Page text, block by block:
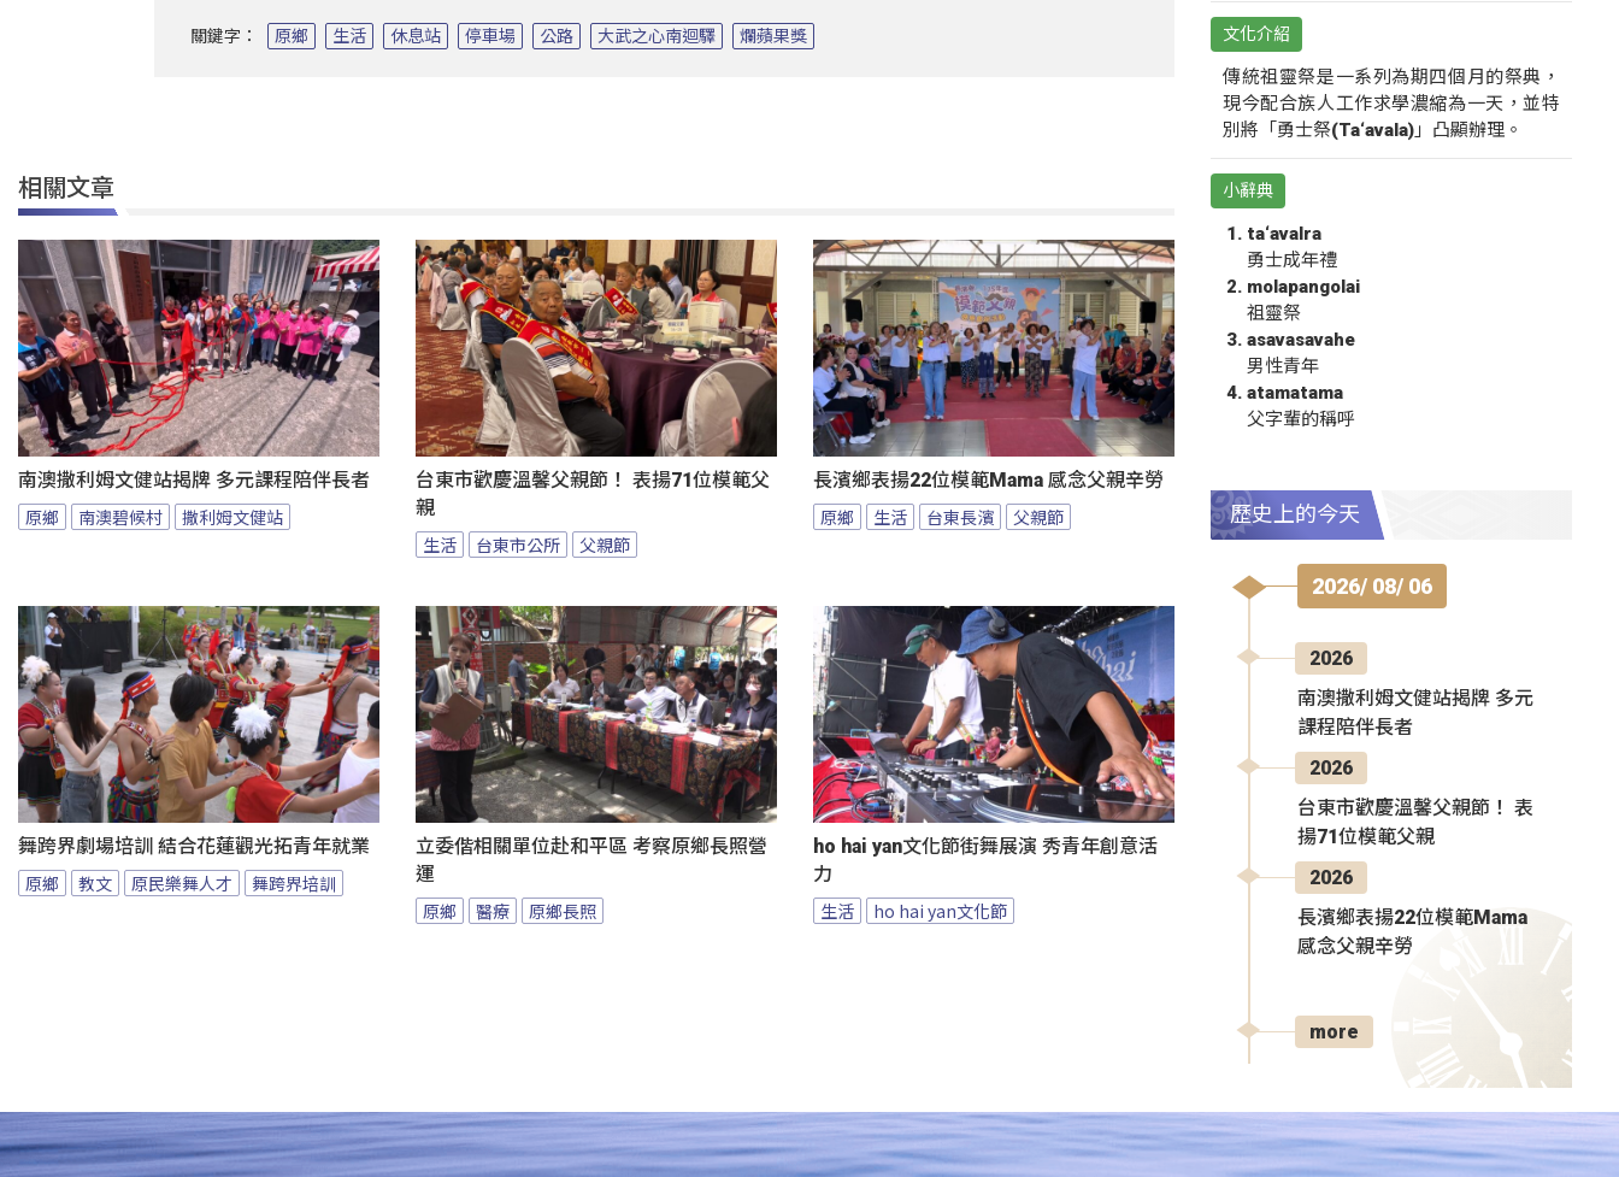
關鍵字： 原鄉 生活 休息站 停車場 公路 大武之心南迴驛 爛蘋果獎
相關文章
南澳撒利姆文健站揭牌 多元課程陪伴長者
原鄉 南澳碧候村 撒利姆文健站
台東市歡慶溫馨父親節！ 表揚71位模範父
親
生活 台東市公所 父親節
長濱鄉表揚22位模範Mama 感念父親辛勞
原鄉 生活 台東長濱 父親節
舞跨界劇場培訓 結合花蓮觀光拓青年就業
原鄉 教文 原民樂舞人才 舞跨界培訓
立委偕相關單位赴和平區 考察原鄉長照營
運
原鄉 醫療 原鄉長照
ho hai yan文化節街舞展演 秀青年創意活
力
生活 ho hai yan文化節
文化介紹
傳統祖靈祭是一系列為期四個月的祭典，
現今配合族人工作求學濃縮為一天，並特
別將「勇士祭(Ta‘avala)」凸顯辦理。
小辭典
ta‘avalra
勇士成年禮
molapangolai
祖靈祭
asavasavahe
男性青年
atamatama
父字輩的稱呼
歷史上的今天
2026/ 08/ 06
2026
南澳撒利姆文健站揭牌 多元
課程陪伴長者
2026
台東市歡慶溫馨父親節！ 表
揚71位模範父親
2026
長濱鄉表揚22位模範Mama
感念父親辛勞
more